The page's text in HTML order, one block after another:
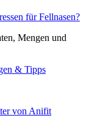
für Fell­na­sen?
& Tipps
von Ani­fit